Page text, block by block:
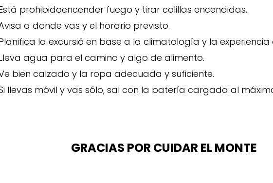
prohibidoencender fuego y tirar colillas encendidas.
a donde vas y el horario previsto.
la excursió en base a la climatología y la
agua para el camino y algo de alimento.
bien calzado y la ropa adecuada y suficiente.
llevas móvil y vas sólo, sal con la batería cargada al
GRACIAS POR CUIDAR EL MONTE